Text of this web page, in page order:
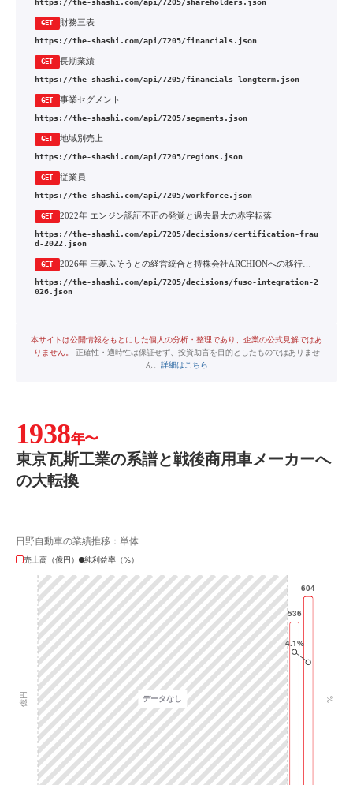
https://the-shashi.com/api/7205/shareholders.json
GET 財務三表
https://the-shashi.com/api/7205/financials.json
GET 長期業績
https://the-shashi.com/api/7205/financials-longterm.json
GET 事業セグメント
https://the-shashi.com/api/7205/segments.json
GET 地域別売上
https://the-shashi.com/api/7205/regions.json
GET 従業員
https://the-shashi.com/api/7205/workforce.json
GET 2022年 エンジン認証不正の発覚と過去最大の赤字転落
https://the-shashi.com/api/7205/decisions/certification-frau
d-2022.json
GET 2026年 三菱ふそうとの経営統合と持株会社ARCHIONへの移行・上場廃止
https://the-shashi.com/api/7205/decisions/fuso-integration-2
026.json
本サイトは公開情報をもとにした個人の分析・整理であり、企業の公式見解ではあ
りません。
正確性・適時性は保証せず、投資助言を目的としたものではありませ
ん。 詳細はこちら
1938年〜
東京瓦斯工業の系譜と戦後商用車メーカーへ
の大転換
日野自動車の業績推移：単体
売上高（億円）
純利益率（%）